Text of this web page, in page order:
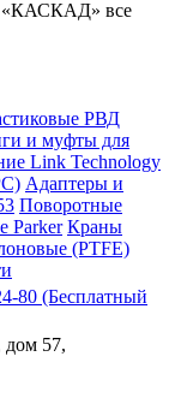
«КАСКАД» все
РВД
и муфты для
Link Technology
Адаптеры и
Поворотные
Parker Краны
(PTFE)
80 (Бесплатный
дом 57,